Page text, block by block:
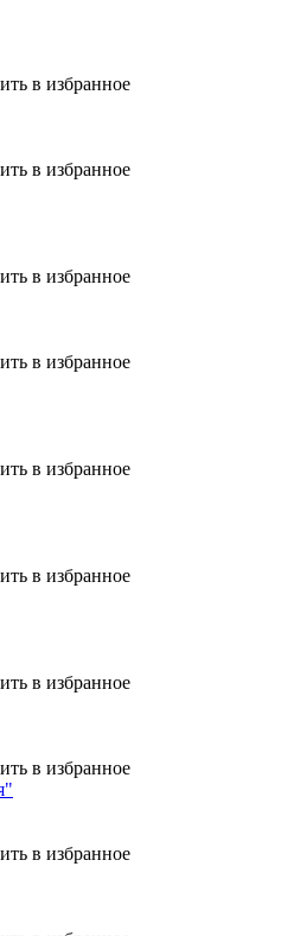
в избранное
в избранное
в избранное
в избранное
в избранное
в избранное
в избранное
в избранное
в избранное